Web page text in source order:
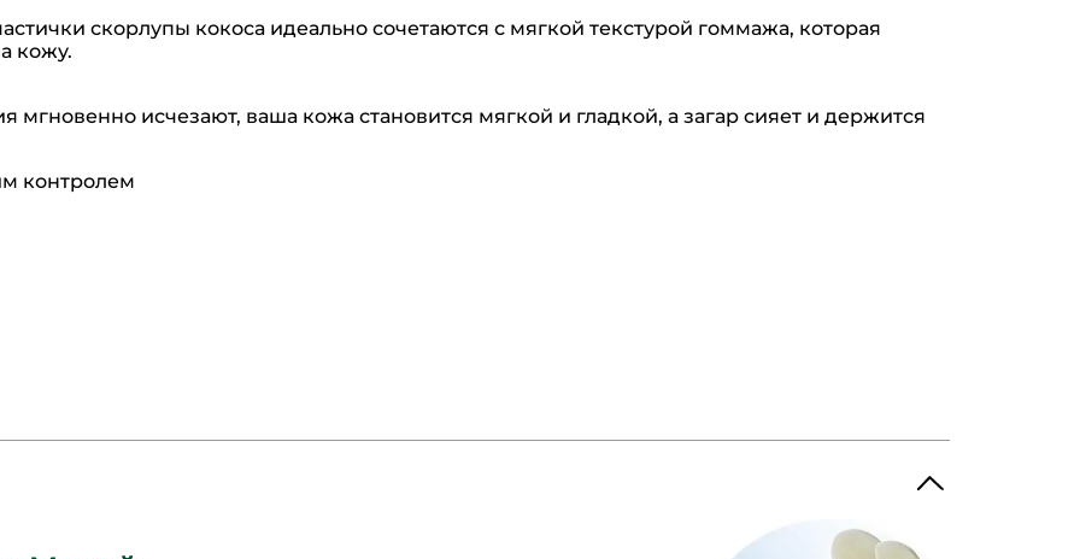
скорлупы кокоса идеально сочетаются с мягкой текстурой гоммажа, которая
кожу.
мгновенно исчезают, ваша кожа становится мягкой и гладкой, а загар сияет и держится
контролем